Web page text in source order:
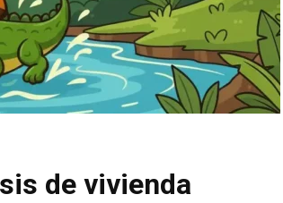
de vivienda